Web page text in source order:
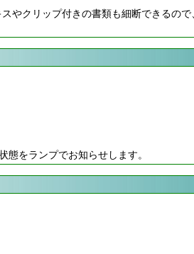
やクリップ付きの書類も細断できるの
をランプでお知らせします。